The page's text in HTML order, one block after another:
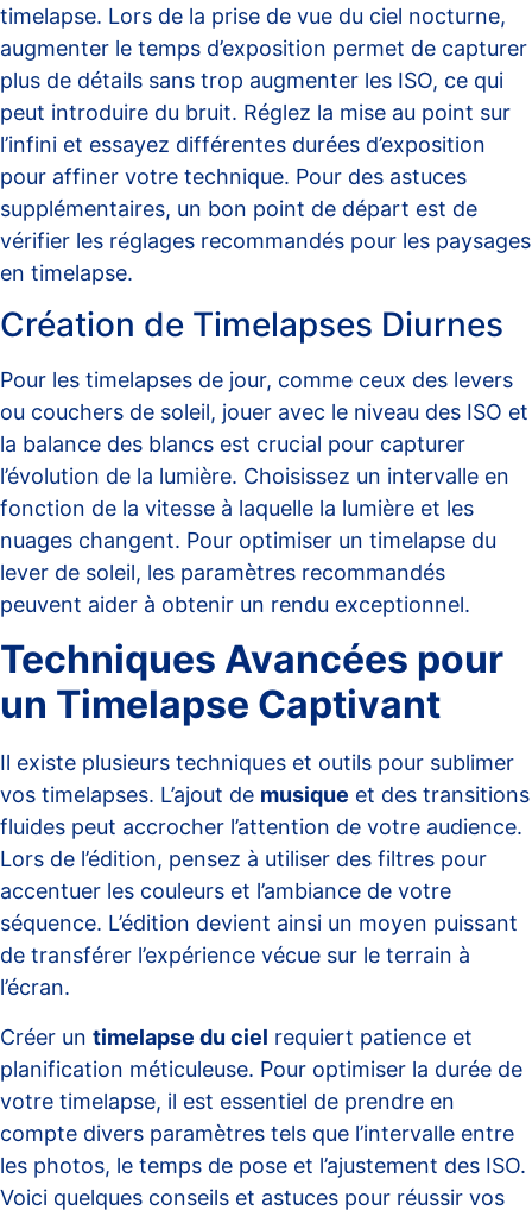
timelapse. Lors de la prise de vue du ciel nocturne,
augmenter le temps d’exposition permet de capturer
plus de détails sans trop augmenter les ISO, ce qui
peut introduire du bruit. Réglez la mise au point sur
l’infini et essayez différentes durées d’exposition
pour affiner votre technique. Pour des astuces
supplémentaires, un bon point de départ est de
vérifier les réglages recommandés pour les paysages
en timelapse.
Création de Timelapses Diurnes
Pour les timelapses de jour, comme ceux des levers
ou couchers de soleil, jouer avec le niveau des ISO et
la balance des blancs est crucial pour capturer
l’évolution de la lumière. Choisissez un intervalle en
fonction de la vitesse à laquelle la lumière et les
nuages changent. Pour optimiser un timelapse du
lever de soleil, les paramètres recommandés
peuvent aider à obtenir un rendu exceptionnel.
Techniques Avancées pour
un Timelapse Captivant
Il existe plusieurs techniques et outils pour sublimer
vos timelapses. L’ajout de musique et des transitions
fluides peut accrocher l’attention de votre audience.
Lors de l’édition, pensez à utiliser des filtres pour
accentuer les couleurs et l’ambiance de votre
séquence. L’édition devient ainsi un moyen puissant
de transférer l’expérience vécue sur le terrain à
l’écran.
Créer un timelapse du ciel requiert patience et
planification méticuleuse. Pour optimiser la durée de
votre timelapse, il est essentiel de prendre en
compte divers paramètres tels que l’intervalle entre
les photos, le temps de pose et l’ajustement des ISO.
Voici quelques conseils et astuces pour réussir vos